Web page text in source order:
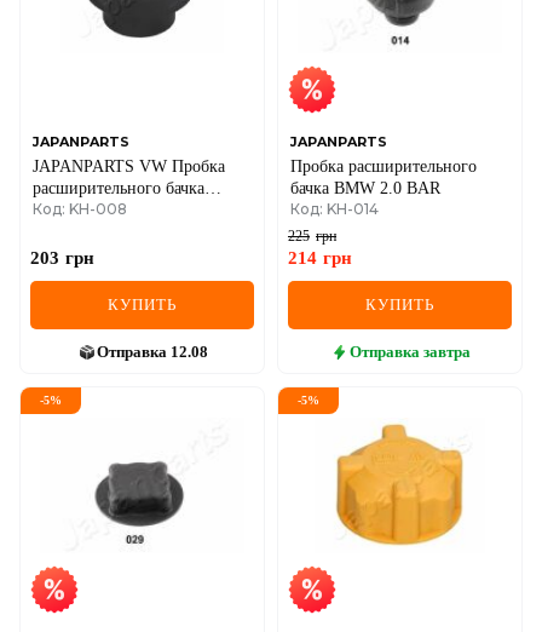
JAPANPARTS
JAPANPARTS VW Пробка
расширительного бачка
Sharan 1.8-2.8 95-
Код: KH-008
203 грн
КУПИТЬ
Отправка 12.08
JAPANPARTS
Пробка расширительного
бачка BMW 2.0 BAR
Код: KH-014
225 грн
214 грн
КУПИТЬ
Отправка завтра
-5% -5%